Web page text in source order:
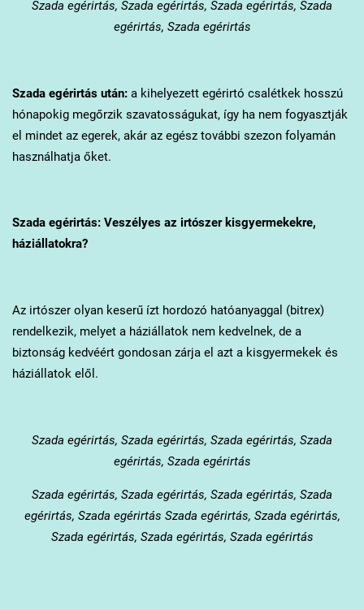
Szada egérirtás, Szada egérirtás, Szada egérirtás, Szada
egérirtás, Szada egérirtás
Szadaegérirtás után:a kihelyezett egérirtó csalétkek hosszú
hónapokig megőrzik szavatosságukat, így ha nem fogyasztják
el mindet az egerek, akár az egész további szezon folyamán
használhatja őket.
Szadaegérirtás: Veszélyes az irtószer kisgyermekekre,
háziállatokra?
Az irtószer olyan keserű ízt hordozó hatóanyaggal (bitrex)
rendelkezik, melyet a háziállatok nem kedvelnek, de a
biztonság kedvéért gondosan zárja el azt a kisgyermekek és
háziállatok elől.
Szada egérirtás, Szada egérirtás, Szada egérirtás, Szada
egérirtás, Szada egérirtás
Szada egérirtás, Szada egérirtás, Szada egérirtás, Szada
egérirtás, Szada egérirtás Szada egérirtás, Szada egérirtás,
Szada egérirtás, Szada egérirtás, Szada egérirtás